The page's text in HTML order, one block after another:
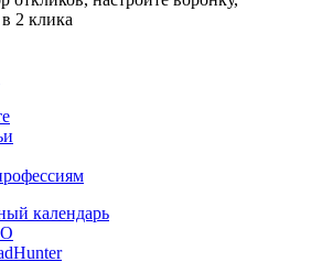
2 клика
календарь